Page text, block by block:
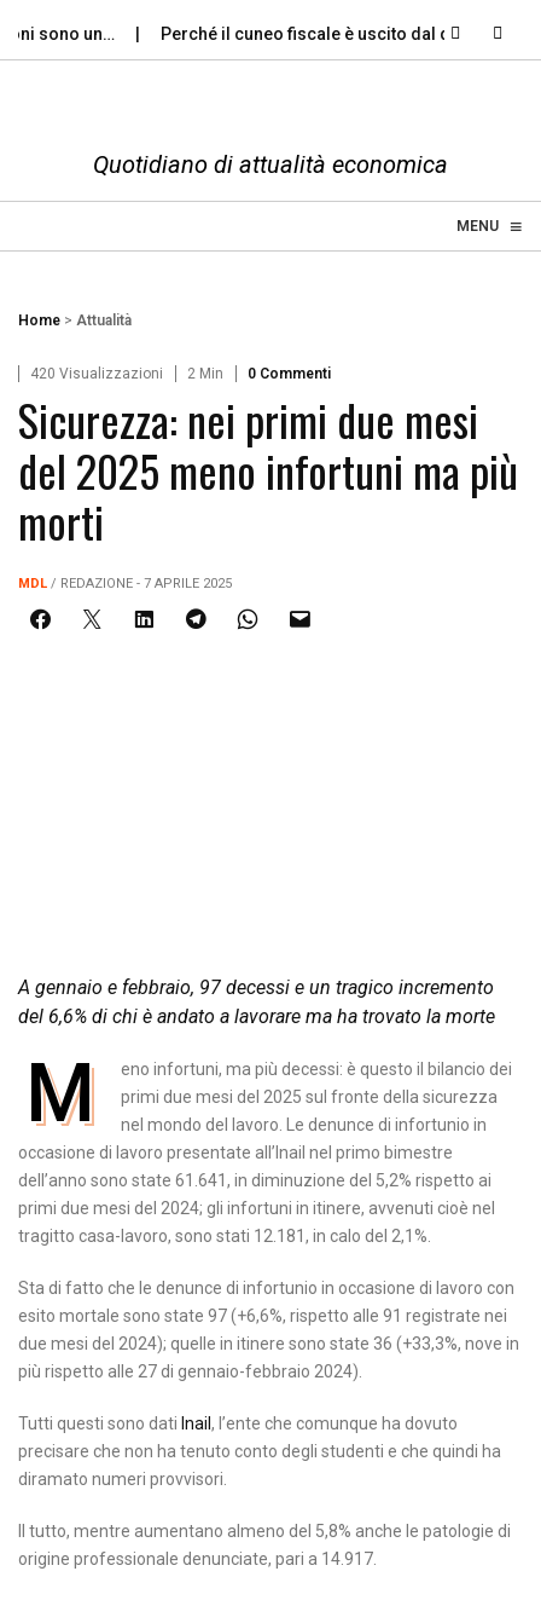
sono un… Perché il cuneo fiscale è uscito dal dibattito…
Quotidiano di attualità economica
MENU ≡
☰
Home > Attualità
420 Visualizzazioni 2 Min 0 Commenti
Sicurezza: nei primi due mesi
del 2025 meno infortuni ma più
morti
MDL / REDAZIONE - 7 APRILE 2025
A gennaio e febbraio, 97 decessi e un tragico incremento
del 6,6% di chi è andato a lavorare ma ha trovato la morte
M
eno infortuni, ma più decessi: è questo il bilancio dei
primi due mesi del 2025 sul fronte della sicurezza
nel mondo del lavoro. Le denunce di infortunio in
occasione di lavoro presentate all’Inail nel primo bimestre
dell’anno sono state 61.641, in diminuzione del 5,2% rispetto ai
primi due mesi del 2024; gli infortuni in itinere, avvenuti cioè nel
tragitto casa-lavoro, sono stati 12.181, in calo del 2,1%.
Sta di fatto che le denunce di infortunio in occasione di lavoro con
esito mortale sono state 97 (+6,6%, rispetto alle 91 registrate nei
due mesi del 2024); quelle in itinere sono state 36 (+33,3%, nove in
più rispetto alle 27 di gennaio-febbraio 2024).
Tutti questi sono dati Inail , l’ente che comunque ha dovuto
precisare che non ha tenuto conto degli studenti e che quindi ha
diramato numeri provvisori.
Il tutto, mentre aumentano almeno del 5,8% anche le patologie di
origine professionale denunciate, pari a 14.917.